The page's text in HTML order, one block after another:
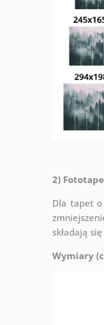
2)
Dla tapet o
składają
Wymiary